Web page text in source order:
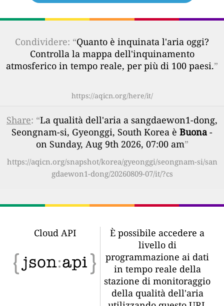
Condividere: “Quanto è inquinata l'aria oggi?
Controlla la mappa dell'inquinamento
atmosferico in tempo reale, per più di 100 paesi.”
https://aqicn.org/here/it/
Share: “La qualità dell'aria a sangdaewon1-dong,
Seongnam-si, Gyeonggi, South Korea è Buona -
on Sunday, Aug 9th 2026, 07:00 am”
https://aqicn.org/snapshot/korea/gyeonggi/seongnam-si/san
gdaewon1-dong/20260809-07/it/?cs
Cloud API
È possibile accedere a
livello di
programmazione ai dati
in tempo reale della
stazione di monitoraggio
della qualità dell'aria